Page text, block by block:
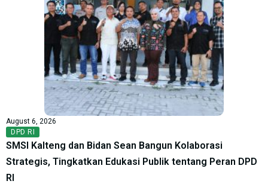
August 6, 2026
DPD RI
SMSI Kalteng dan Bidan Sean Bangun Kolaborasi
Strategis, Tingkatkan Edukasi Publik tentang Peran DPD
RI